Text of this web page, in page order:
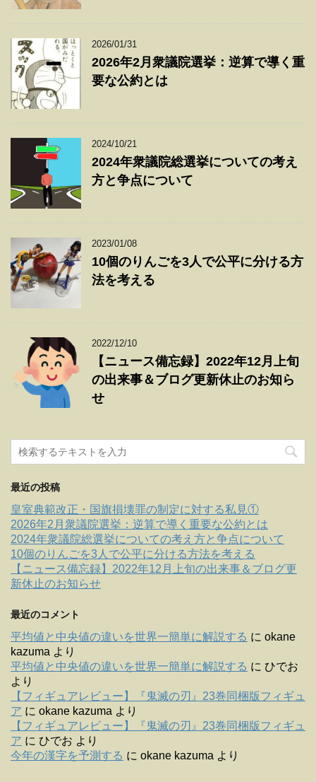
2026/01/31
2026年2月衆議院選挙：逆算で導く重
要な公約とは
2024/10/21
2024年衆議院総選挙についての考え
方と争点について
2023/01/08
10個のりんごを3人で公平に分ける方
法を考える
2022/12/10
【ニュース備忘録】2022年12月上旬
の出来事＆ブログ更新休止のお知ら
せ
最近の投稿
皇室典範改正・国旗損壊罪の制定に対する私見①
2026年2月衆議院選挙：逆算で導く重要な公約とは
2024年衆議院総選挙についての考え方と争点について
10個のりんごを3人で公平に分ける方法を考える
【ニュース備忘録】2022年12月上旬の出来事＆ブログ更
新休止のお知らせ
最近のコメント
平均値と中央値の違いを世界一簡単に解説する に okane
kazuma より
平均値と中央値の違いを世界一簡単に解説する に ひでお
より
【フィギュアレビュー】『鬼滅の刃』23巻同梱版フィギュ
ア に okane kazuma より
【フィギュアレビュー】『鬼滅の刃』23巻同梱版フィギュ
ア に ひでお より
今年の漢字を予測する に okane kazuma より